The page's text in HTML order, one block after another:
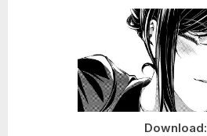
Download: